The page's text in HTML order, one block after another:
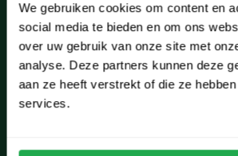
We gebruiken cookies om content en
social media te bieden en om ons
over uw gebruik van onze site met
analyse. Deze partners kunnen deze
aan ze heeft verstrekt of die ze
services.
Leiderdorp
Lisse
Noordwijk
Oegstgeest